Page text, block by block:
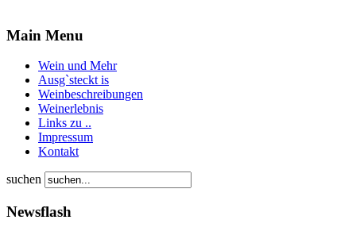
Main Menu
Wein und Mehr
Ausg`steckt is
Weinbeschreibungen
Weinerlebnis
Links zu ..
Impressum
Kontakt
suchen
Newsflash